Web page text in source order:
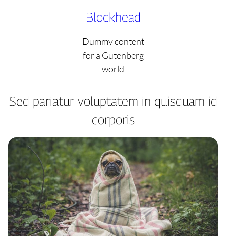
Blockhead
Dummy content
for a Gutenberg
world
Sed pariatur voluptatem in quisquam id
corporis